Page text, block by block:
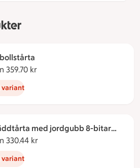
359.70 kr
variant
med jordgubb 8-bitar
utan gluten & laktos
330.44 kr
variant